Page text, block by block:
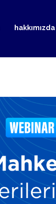
hakkımızda